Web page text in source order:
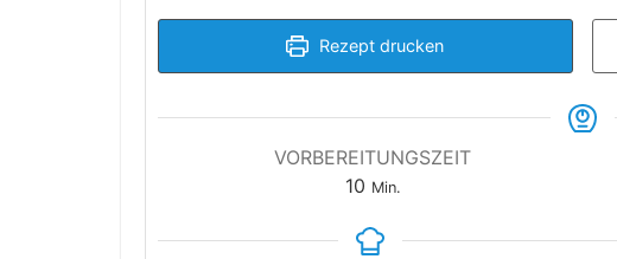
Rezept drucken
VORBEREITUNGSZEIT
10Minuten
Min.